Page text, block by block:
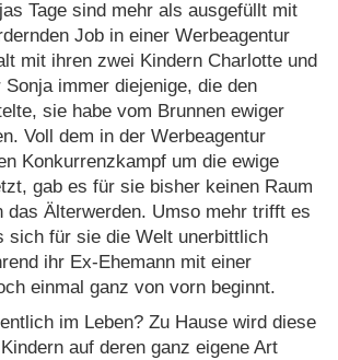
Tage sind mehr als ausgefüllt mit
Job in einer Werbeagentur
mit ihren zwei Kindern Charlotte und
immer diejenige, die den
sie habe vom Brunnen ewiger
Voll dem in der Werbeagentur
Konkurrenzkampf um die ewige
gab es für sie bisher keinen Raum
das Älterwerden. Umso mehr trifft es
sich für sie die Welt unerbittlich
ihr Ex-Ehemann mit einer
einmal ganz von vorn beginnt.
im Leben? Zu Hause wird diese
auf deren ganz eigene Art